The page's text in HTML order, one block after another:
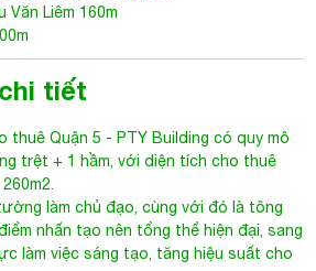
Văn Liêm 160m
tiết
thuê Quận 5 - PTY Building có quy mô
trệt + 1 hầm, với diện tích cho thuê
làm chủ đạo, cùng với đó là tông
nhấn tạo nên tổng thể hiện đại, sang
làm việc sáng tạo, tăng hiệu suất cho